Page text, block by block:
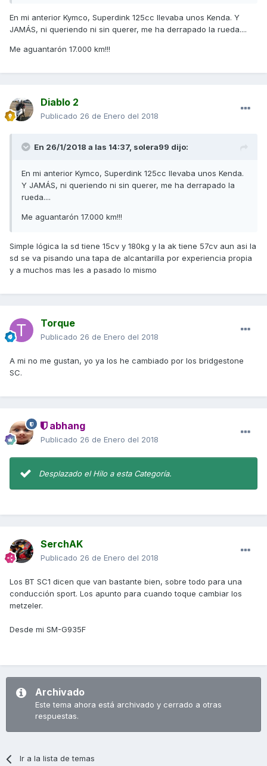
En mi anterior Kymco, Superdink 125cc llevaba unos Kenda. Y
JAMÁS, ni queriendo ni sin querer, me ha derrapado la rueda....
Me aguantarón 17.000 km!!!
Diablo 2
Publicado 26 de Enero del 2018
En 26/1/2018 a las 14:37, solera99 dijo:
En mi anterior Kymco, Superdink 125cc llevaba unos Kenda.
Y JAMÁS, ni queriendo ni sin querer, me ha derrapado la
rueda....
Me aguantarón 17.000 km!!!
Simple lógica la sd tiene 15cv y 180kg y la ak tiene 57cv aun asi la
sd se va pisando una tapa de alcantarilla por experiencia propia
y a muchos mas les a pasado lo mismo
Torque
Publicado 26 de Enero del 2018
A mi no me gustan, yo ya los he cambiado por los bridgestone
SC.
abhang
Publicado 26 de Enero del 2018
Desplazado el Hilo a esta Categoría.
SerchAK
Publicado 26 de Enero del 2018
Los BT SC1 dicen que van bastante bien, sobre todo para una
conducción sport. Los apunto para cuando toque cambiar los
metzeler.
Desde mi SM-G935F
Archivado
Este tema ahora está archivado y cerrado a otras
respuestas.
Ir a la lista de temas